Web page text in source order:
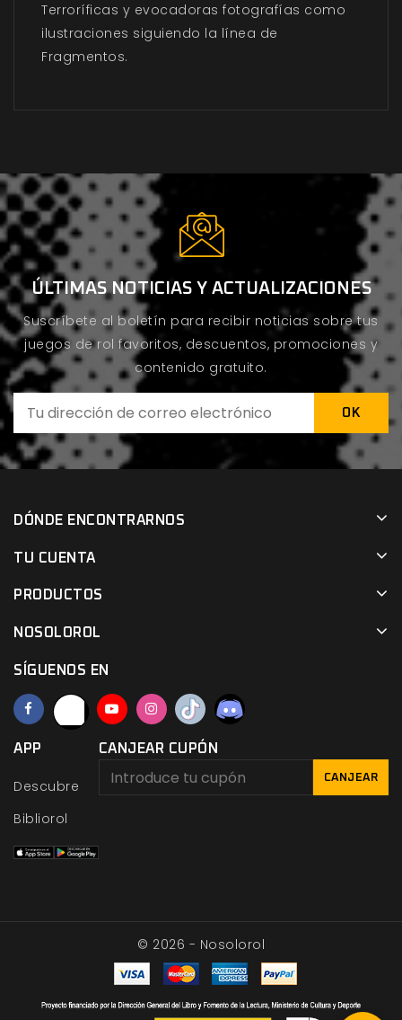
Terroríficas y evocadoras fotografías como
ilustraciones siguiendo la línea de
Fragmentos.
ÚLTIMAS NOTICIAS Y ACTUALIZACIONES
Suscríbete al boletín para recibir noticias sobre tus
juegos de rol favoritos, descuentos, promociones y
contenido gratuito.
DÓNDE ENCONTRARNOS
TU CUENTA
PRODUCTOS
NOSOLOROL
SÍGUENOS EN
APP
Descubre
Bibliorol
CANJEAR CUPÓN
CANJEAR
© 2026 - Nosolorol